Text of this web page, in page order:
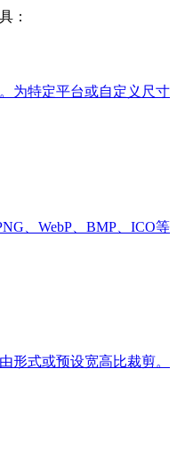
：
为特定平台或自定义尺寸
、WebP、BMP、ICO等
形式或预设宽高比裁剪。